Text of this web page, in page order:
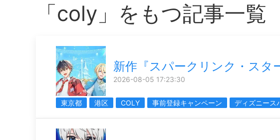
「coly」をもつ記事一覧
新作『スパークリンク・スタ
2026-08-05 17:23:30
東京都 港区 COLY 事前登録キャンペーン ディズニース